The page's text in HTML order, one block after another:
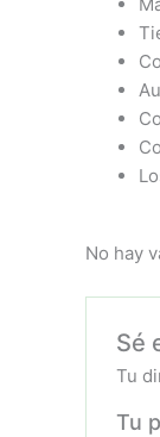
No hay
Sé
Tu
Tu